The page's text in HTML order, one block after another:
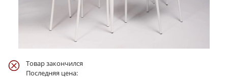
Товар закончился
Последняя цена: